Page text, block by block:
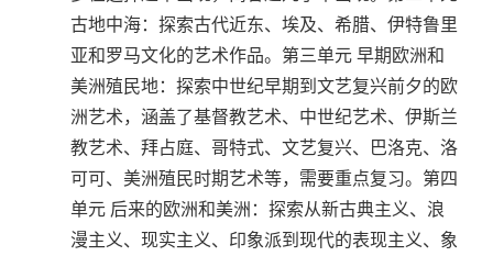
古地中海：探索古代近东、埃及、希腊、伊特鲁里
亚和罗马文化的艺术作品。第三单元 早期欧洲和
美洲殖民地：探索中世纪早期到文艺复兴前夕的欧
洲艺术，涵盖了基督教艺术、中世纪艺术、伊斯兰
教艺术、拜占庭、哥特式、文艺复兴、巴洛克、洛
可可、美洲殖民时期艺术等，需要重点复习。第四
单元 后来的欧洲和美洲：探索从新古典主义、浪
漫主义、现实主义、印象派到现代的表现主义、象